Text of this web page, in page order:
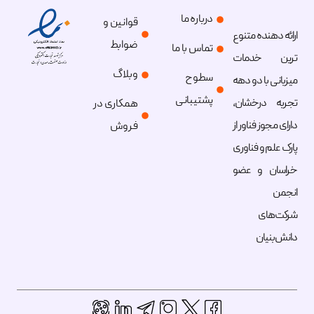
نمایندگی هاست لینوکس
نمایندگی هاست ویندوز
خدمات ضد اسپم ایمیل
ارائه دهنده متنوع
ترین خدمات
میزبانی با دو دهه
تجربه درخشان،
دارای مجوز فناور از
پارک علم و فناوری
خراسان و عضو
انجمن
شرکت‌های
دانش‌بنیان
درباره ما
تماس با ما
سطوح
پشتیبانی
قوانین و
ضوابط
وبلاگ
همکاری در
فروش